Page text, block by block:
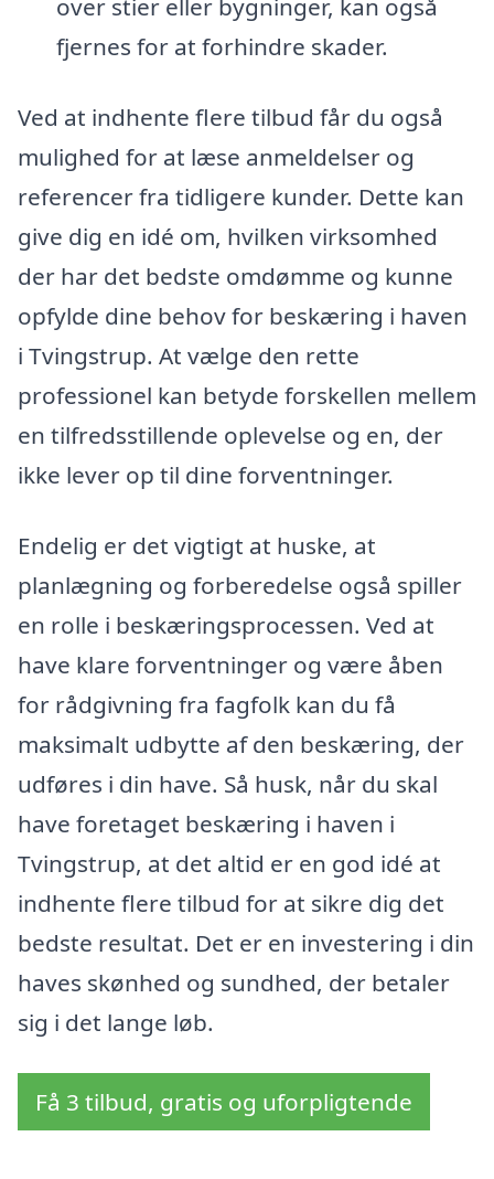
over stier eller bygninger, kan også
fjernes for at forhindre skader.
Ved at indhente flere tilbud får du også
mulighed for at læse anmeldelser og
referencer fra tidligere kunder. Dette kan
give dig en idé om, hvilken virksomhed
der har det bedste omdømme og kunne
opfylde dine behov for beskæring i haven
i Tvingstrup. At vælge den rette
professionel kan betyde forskellen mellem
en tilfredsstillende oplevelse og en, der
ikke lever op til dine forventninger.
Endelig er det vigtigt at huske, at
planlægning og forberedelse også spiller
en rolle i beskæringsprocessen. Ved at
have klare forventninger og være åben
for rådgivning fra fagfolk kan du få
maksimalt udbytte af den beskæring, der
udføres i din have. Så husk, når du skal
have foretaget beskæring i haven i
Tvingstrup, at det altid er en god idé at
indhente flere tilbud for at sikre dig det
bedste resultat. Det er en investering i din
haves skønhed og sundhed, der betaler
sig i det lange løb.
Få 3 tilbud, gratis og uforpligtende